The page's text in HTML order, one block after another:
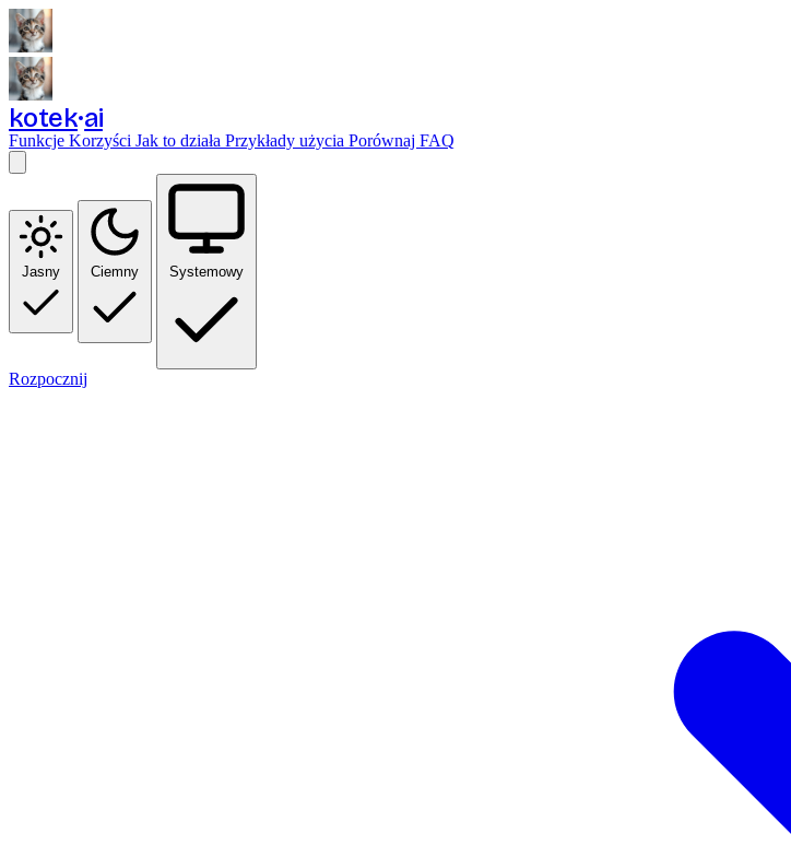
kotek ai
Funkcje Korzyści Jak to działa Przykłady użycia Porównaj FAQ
Jasny Ciemny Systemowy
Rozpocznij